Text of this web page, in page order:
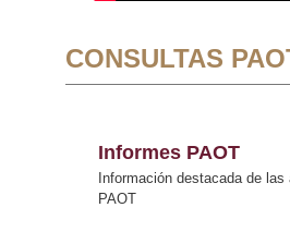
CONSULTAS
Informes PAOT
Información destacada de las
PAOT